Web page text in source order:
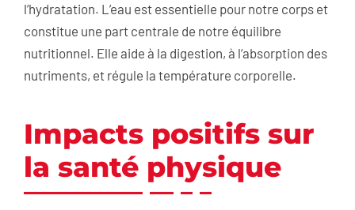
l’hydratation. L’eau est essentielle pour notre corps et
constitue une part centrale de notre équilibre
nutritionnel. Elle aide à la digestion, à l’absorption des
nutriments, et régule la température corporelle.
Impacts positifs sur
la santé physique